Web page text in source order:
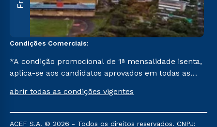
Condições Comerciais:
*A condição promocional de 1ª mensalidade isenta,
aplica-se aos candidatos aprovados em todas as
agendada, que ofertam bolsas de até 50% de
que ainda não tenham efetivado e/ou não tenham
abrir todas as condições vigentes
ACEF S.A. © 2026 - Todos os direitos reservados. CNPJ: